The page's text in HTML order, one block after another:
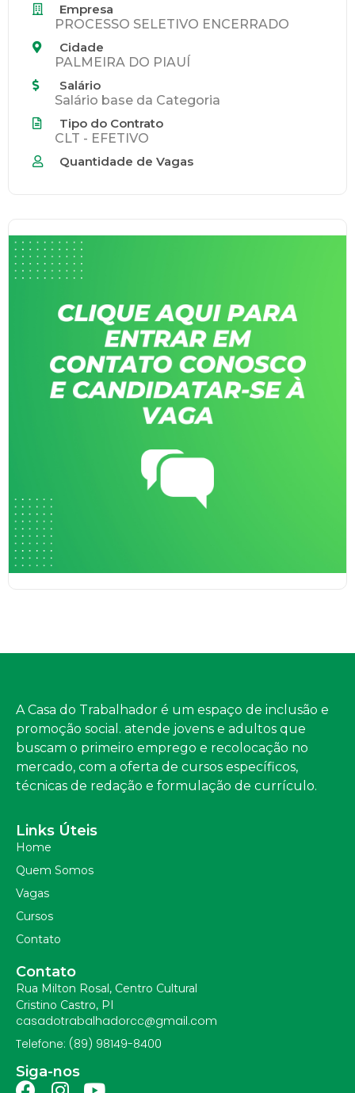
Empresa
PROCESSO SELETIVO ENCERRADO
Cidade
PALMEIRA DO PIAUÍ
Salário
Salário base da Categoria
Tipo do Contrato
CLT - EFETIVO
Quantidade de Vagas
A Casa do Trabalhador é um espaço de inclusão e
promoção social. atende jovens e adultos que
buscam o primeiro emprego e recolocação no
mercado, com a oferta de cursos específicos,
técnicas de redação e formulação de currículo.
Links Úteis
Home
Quem Somos
Vagas
Cursos
Contato
Contato
Rua Milton Rosal, Centro Cultural
Cristino Castro, PI
casadotrabalhadorcc@gmail.com
Telefone: (89) 98149-8400
Siga-nos